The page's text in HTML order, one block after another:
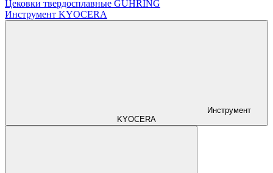
Цековки твердосплавные GUHRING
Инструмент KYOCERA
Инструмент
KYOCERA